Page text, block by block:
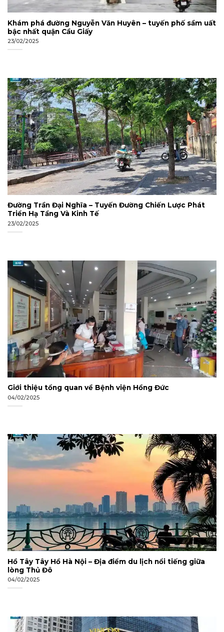
Khám phá đường Nguyễn Văn Huyên – tuyến phố sầm uất
bậc nhất quận Cầu Giấy
23/02/2025
Đường Trần Đại Nghĩa – Tuyến Đường Chiến Lược Phát
Triển Hạ Tầng Và Kinh Tế
23/02/2025
Giới thiệu tổng quan về Bệnh viện Hồng Đức
04/02/2025
Hồ Tây Tây Hồ Hà Nội – Địa điểm du lịch nổi tiếng giữa
lòng Thủ Đô
04/02/2025